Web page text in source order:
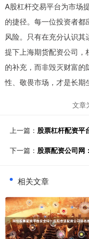
A股杠杆交易平台为市场
的捷径。每一位投资者
风险。只有在充分认识
提下上海期货配资公司，
的补充，而非毁灭财富
性、敬畏市场，才是长期
文章
上一篇： 股票杠杆配资平
下一篇： 股票配资公司网
相关文章